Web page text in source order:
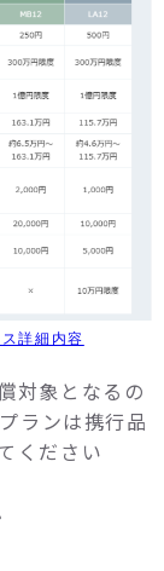
詳細内容
対象となるの
ランは携行品
ください